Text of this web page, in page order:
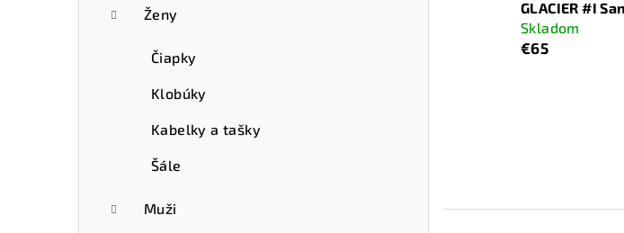
Ženy
Čiapky
Klobúky
Kabelky a tašky
Šále
Muži
GLACIER #I
Skladom
€65